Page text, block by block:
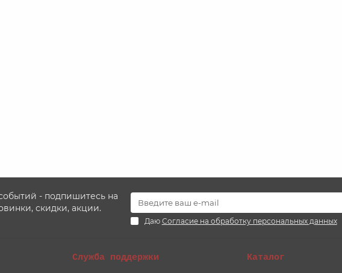
- подпишитесь на
скидки, акции.
Даю Согласие на обработку персональных данных
Служба поддержки Каталог